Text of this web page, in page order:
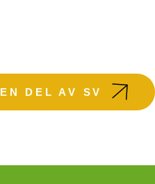
EN DEL AV SV